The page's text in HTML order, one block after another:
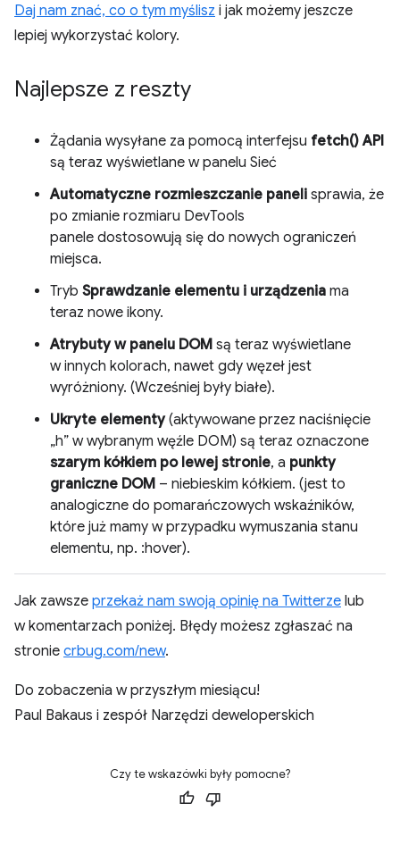
Daj nam znać, co o tym myślisz i jak możemy jeszcze
lepiej wykorzystać kolory.
Najlepsze z reszty
Żądania wysyłane za pomocą interfejsu fetch() API
są teraz wyświetlane w panelu Sieć
Automatyczne rozmieszczanie paneli sprawia, że
po zmianie rozmiaru DevTools
panele dostosowują się do nowych ograniczeń
miejsca.
Tryb Sprawdzanie elementu i urządzenia ma
teraz nowe ikony.
Atrybuty w panelu DOM są teraz wyświetlane
w innych kolorach, nawet gdy węzeł jest
wyróżniony. (Wcześniej były białe).
Ukryte elementy(aktywowane przez naciśnięcie
„h” w wybranym węźle DOM) są teraz oznaczone
szarym kółkiem po lewej stronie, a punkty
graniczne DOM – niebieskim kółkiem. (jest to
analogiczne do pomarańczowych wskaźników,
które już mamy w przypadku wymuszania stanu
elementu, np. :hover).
Jak zawsze przekaż nam swoją opinię na Twitterze lub
w komentarzach poniżej. Błędy możesz zgłaszać na
stronie crbug.com/new.
Do zobaczenia w przyszłym miesiącu!
Paul Bakaus i zespół Narzędzi deweloperskich
Czy te wskazówki były pomocne?